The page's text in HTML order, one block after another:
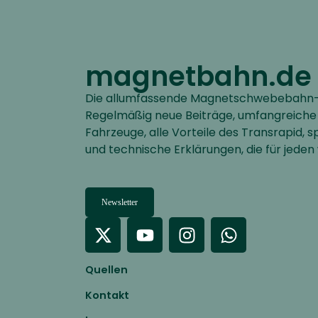
magnetbahn.de
Die allumfassende
Regelmäßig neue Beiträge,
Fahrzeuge, alle Vorteile des Transrapid,
und technische Erklärungen, die für
Newsletter
Quellen
Kontakt